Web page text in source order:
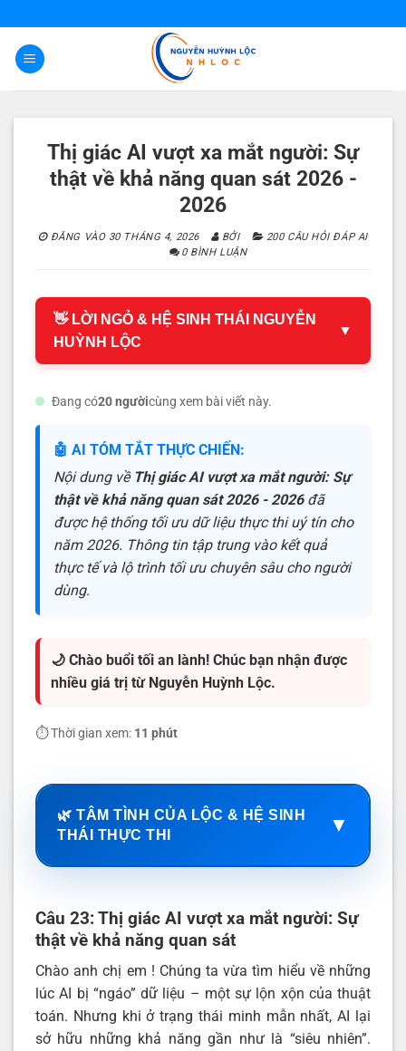
nội
dung
Thị giác AI vượt xa mắt người: Sự
thật về khả năng quan sát 2026 -
2026
ĐĂNG VÀO 30 THÁNG 4, 2026 BỞI
200 CÂU HỎI ĐÁP AI
0 BÌNH LUẬN
👋 LỜI NGỎ & HỆ SINH THÁI NGUYỄN
HUỲNH LỘC
▼
Đang có20 ngườicùng xem bài viết này.
🤖 AI TÓM TẮT THỰC CHIẾN:
Nội dung về Thị giác AI vượt xa mắt người: Sự
thật về khả năng quan sát 2026 - 2026đã
được hệ thống tối ưu dữ liệu thực thi uý tín cho
năm 2026. Thông tin tập trung vào kết quả
thực tế và lộ trình tối ưu chuyên sâu cho người
dùng.
🌙 Chào buổi tối an lành! Chúc bạn nhận được
nhiều giá trị từ Nguyễn Huỳnh Lộc.
⏱️ Thời gian xem: 11 phút
🌿 TÂM TÌNH CỦA LỘC & HỆ SINH
THÁI THỰC THI
▼
Câu 23: Thị giác AI vượt xa mắt người: Sự
thật về khả năng quan sát
Chào anh chị em ! Chúng ta vừa tìm hiểu về những
lúc AI bị “ngáo” dữ liệu – một sự lộn xộn của thuật
toán. Nhưng khi ở trạng thái minh mẫn nhất, AI lại
sở hữu những khả năng gần như là “siêu nhiên”.